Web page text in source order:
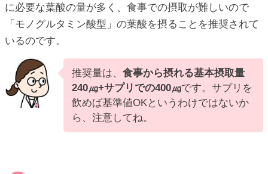
に必要な葉酸の量が多く、食事での摂取が難しいので
「モノグルタミン酸型」の葉酸を摂ることを推奨されて
いるのです。
推奨量は、 食事から摂れる基本摂取量
240㎍+サプリでの400㎍です。サプリを
飲めば基準値OKというわけではないか
ら、注意してね。